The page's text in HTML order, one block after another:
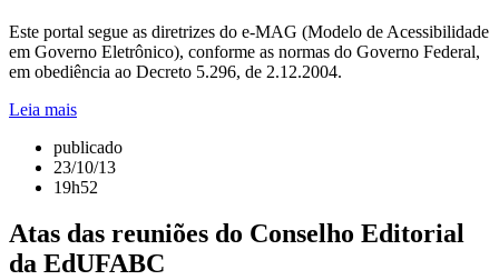
Este portal segue as diretrizes do e-MAG (Modelo de Acessibilidade
em Governo Eletrônico), conforme as normas do Governo Federal,
em obediência ao Decreto 5.296, de 2.12.2004.
Leia mais
publicado
23/10/13
19h52
Atas das reuniões do Conselho Editorial
da EdUFABC